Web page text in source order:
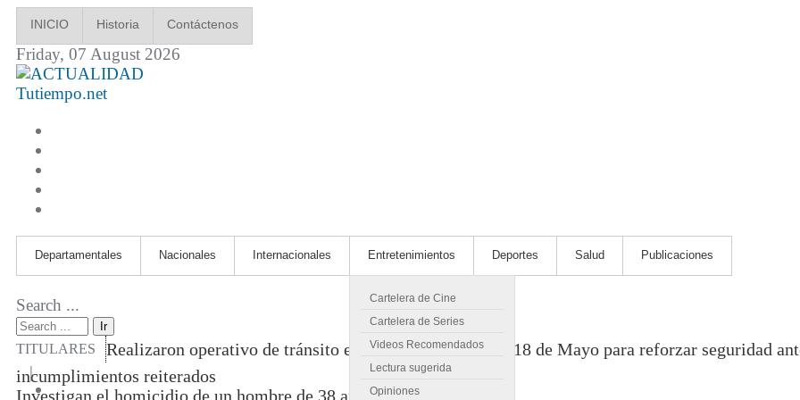
INICIO Historia Contáctenos
Friday, 07 August 2026
Tutiempo.net
Departamentales Nacionales Internacionales Entretenimientos
Cartelera de Cine
Cartelera de Series
Videos Recomendados
Lectura sugerida
Opiniones
Deportes Salud Publicaciones
Search ...
Ir
TITULARES
Realizaron operativo de tránsito en cruce ferroviario de 18 de Mayo para reforzar seguridad
incumplimientos reiterados
|
Investigan el homicidio de un hombre de 38 años en Pando